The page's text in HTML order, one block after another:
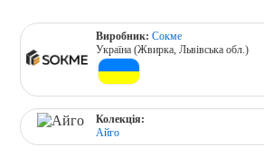
Виробник:Сокме
Україна (Жвирка, Львівська обл.)
Колекція:
Айго